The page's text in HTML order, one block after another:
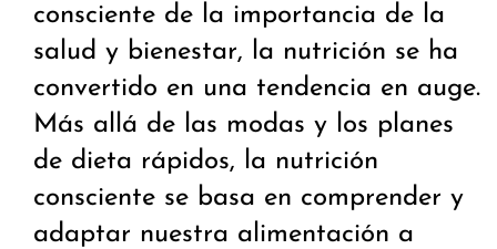
consciente de la importancia de la
salud y bienestar, la nutrición se ha
convertido en una tendencia en auge.
Más allá de las modas y los planes
de dieta rápidos, la nutrición
consciente se basa en comprender y
adaptar nuestra alimentación a